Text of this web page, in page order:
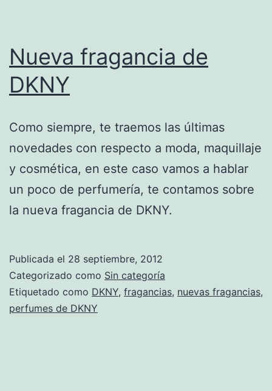
Nueva fragancia de
DKNY
Como siempre, te traemos las últimas
novedades con respecto a moda, maquillaje
y cosmética, en este caso vamos a hablar
un poco de perfumería, te contamos sobre
la nueva fragancia de DKNY.
Publicada el 28 septiembre, 2012
Categorizado como Sin categoría
Etiquetado como DKNY, fragancias, nuevas fragancias,
perfumes de DKNY